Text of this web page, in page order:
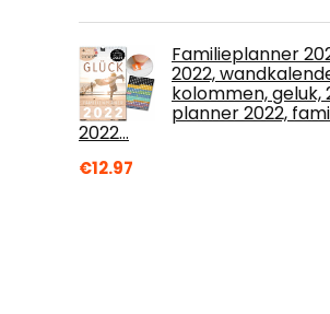
Familieplanner
2022,
kolommen, geluk,
planner 2022,
2022…
€12.97